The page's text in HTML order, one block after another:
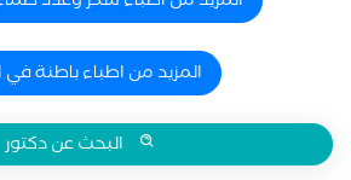
المزيد من اطباء باطنة في
البحث عن دكتور